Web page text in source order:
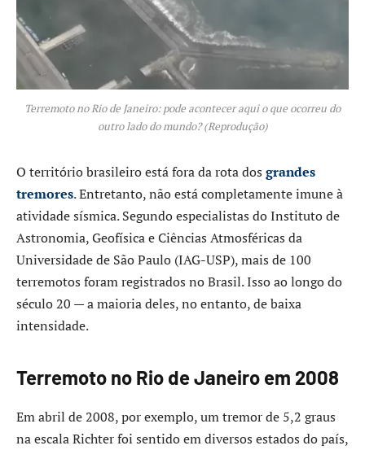
Terremoto no Rio de Janeiro: pode acontecer aqui o que ocorreu do
outro lado do mundo? (Reprodução)
O território brasileiro está fora da rota dos grandes
tremores. Entretanto, não está completamente imune à
atividade sísmica. Segundo especialistas do Instituto de
Astronomia, Geofísica e Ciências Atmosféricas da
Universidade de São Paulo (IAG-USP), mais de 100
terremotos foram registrados no Brasil. Isso ao longo do
século 20 — a maioria deles, no entanto, de baixa
intensidade.
Terremoto no Rio de Janeiro em 2008
Em abril de 2008, por exemplo, um tremor de 5,2 graus
na escala Richter foi sentido em diversos estados do país,